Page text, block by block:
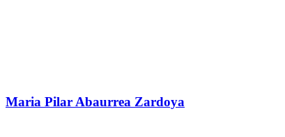
Maria Pilar Abaurrea Zardoya